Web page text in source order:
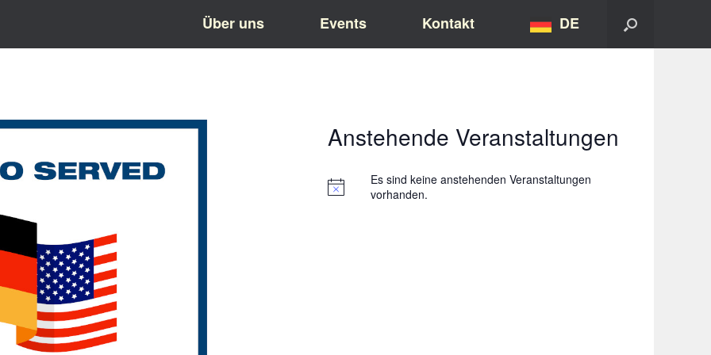
Über uns Events Kontakt DE
Anstehende Veranstaltungen
Es sind keine anstehenden Veranstaltungen
vorhanden.